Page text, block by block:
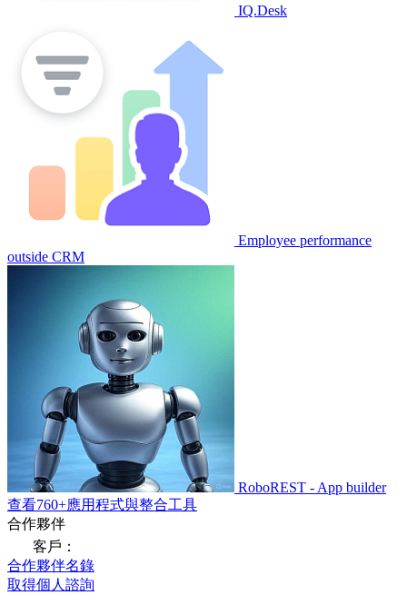
IQ.Desk
Employee performance
outside CRM
RoboREST - App builder
查看760+應用程式與整合工具
合作夥伴
客戶：
合作夥伴名錄
取得個人諮詢